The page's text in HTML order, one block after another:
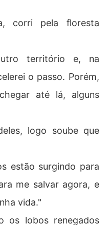
apenas governava os li
hierarquias de lobisome
e ele era o rei dele
a companheira dele era
habilidades especiais
todo, mas mal sabia qu
maior traição de sua vid
ela a sentença de morte.
corri pela floresta
território e, na
o passo. Porém,
até lá, alguns
logo soube que
estão surgindo para
me salvar agora, e
vida."
os lobos renegados